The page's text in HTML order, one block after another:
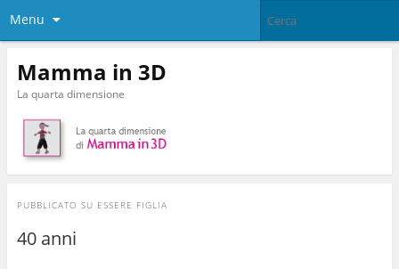
Menu
Mamma in 3D
La quarta dimensione
PUBBLICATO SU ESSERE FIGLIA
40 anni